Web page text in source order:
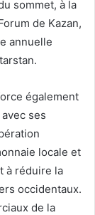
sommet, à la
de Kazan,
annuelle
également
ses
locale et
à réduire la
occidentaux.
de la